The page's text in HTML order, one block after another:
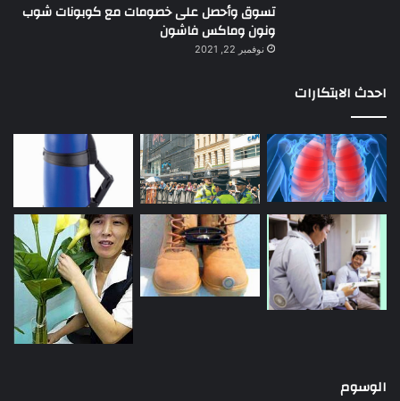
تسوق وأحصل على خصومات مع كوبونات شوب
ونون وماكس فاشون
نوفمبر 22, 2021
احدث الابتكارات
الوسوم